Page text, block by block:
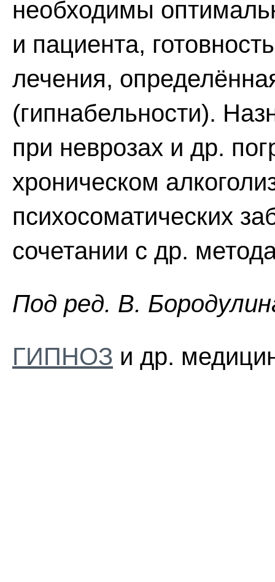
необходимы
и пациента,
лечения,
(гипнабельности).
при неврозах и др.
хроническом
психосоматических
сочетании с др.
Пoд peд. B.
ГИПНОЗ и др.